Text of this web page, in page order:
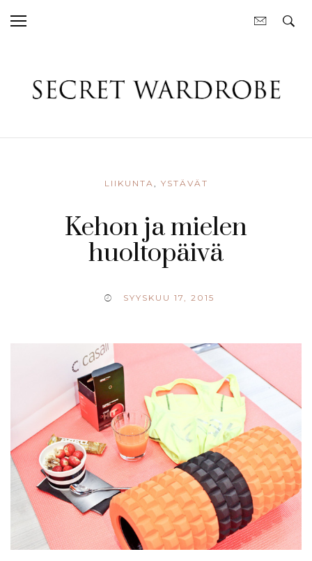
LIIKUNTA YSTÄVÄT
Kehon ja mielen
huoltopäivä
SYYSKUU 17, 2015